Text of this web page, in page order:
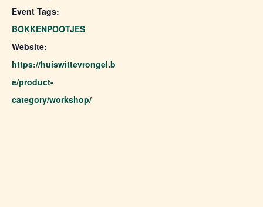
Event Tags:
BOKKENPOOTJES
Website:
https://huiswittevrongel.b
e/product-
category/workshop/